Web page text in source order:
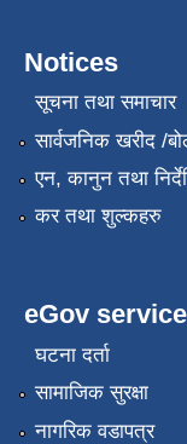
Notices
सूचना तथा समाचार
सार्वजनिक खरीद /
एन, कानुन तथा
कर तथा शुल्कहरु
eGov
घटना दर्ता
सामाजिक सुरक्षा
नागरिक वडापत्र